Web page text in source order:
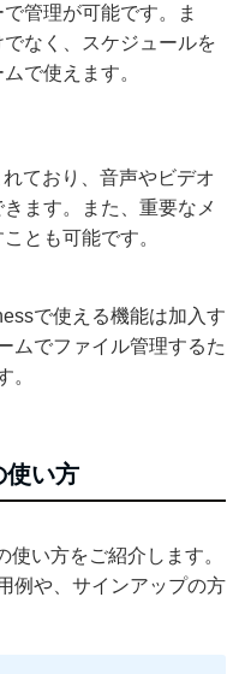
管理が可能です。ま
なく、スケジュールを
で使えます。
ており、音声やビデオ
ます。また、重要なメ
とも可能です。
で使える機能は加入す
ムでファイル管理するた
。
い方
い方をご紹介します。
例や、サインアップの方